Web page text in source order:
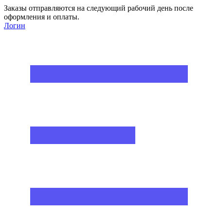
Заказы отправляются на следующий рабочий день после
оформления и оплаты.
Логин